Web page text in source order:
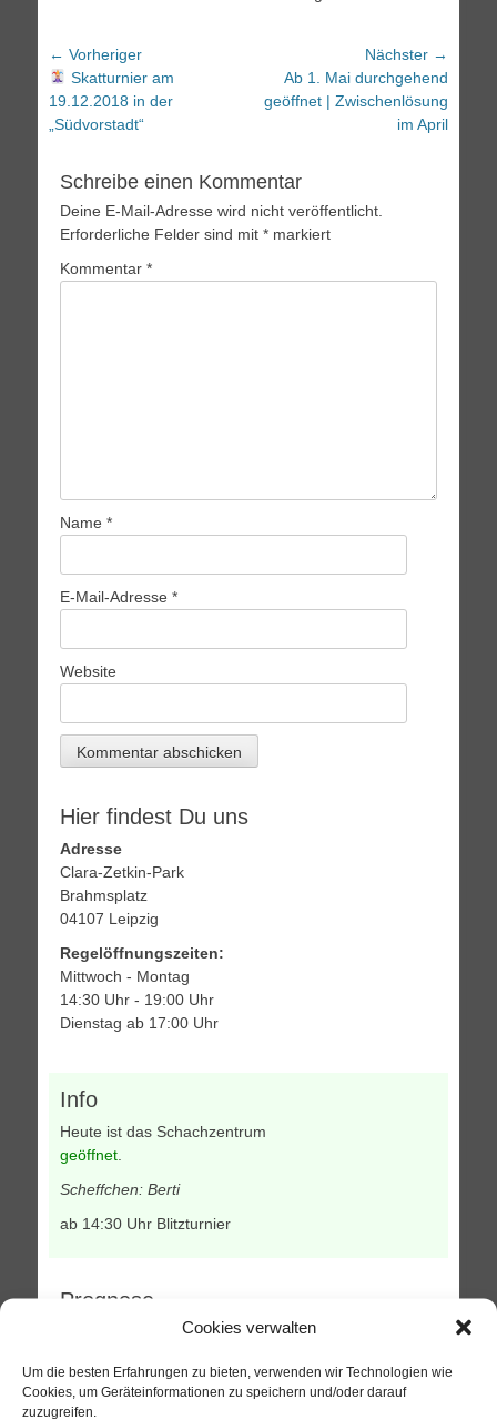
Cookies verwalten
Um die besten Erfahrungen zu bieten, verwenden wir Technologien wie
Cookies, um Geräteinformationen zu speichern und/oder darauf
zuzugreifen.
Beitragsnavigation
← Vorheriger
Vorheriger
Beitrag:
Skatturnier am
19.12.2018 in der
„Südvorstadt“
Nächster →
Nächster
Beitrag:
Ab 1. Mai durchgehend
geöffnet | Zwischenlösung
im April
Schreibe einen Kommentar
Deine E-Mail-Adresse wird nicht veröffentlicht.
Erforderliche Felder sind mit * markiert
Kommentar *
Name *
E-Mail-Adresse *
Website
Hier findest Du uns
Adresse
Clara-Zetkin-Park
Brahmsplatz
04107 Leipzig
Regelöffnungszeiten:
Mittwoch - Montag
14:30 Uhr - 19:00 Uhr
Dienstag ab 17:00 Uhr
Info
Heute ist das Schachzentrum
geöffnet
Scheffchen: Berti
ab 14:30 Uhr Blitzturnier
Prognose
Sonntag, 09.08.2026
14 / 34°C